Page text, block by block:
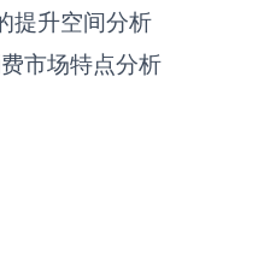
提升空间分析
市场特点分析